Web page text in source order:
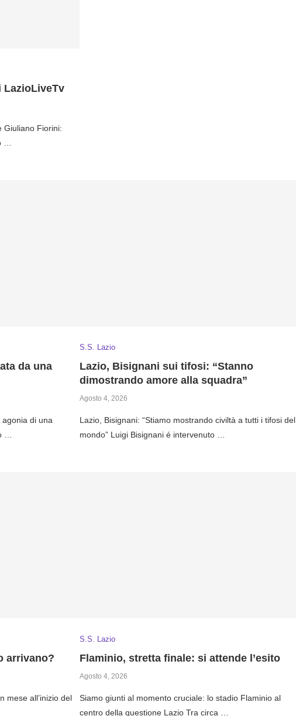
Giuliano Fiorini:
…
da una
agonia di una
…
S.S. Lazio
Lazio, Bisignani sui tifosi: “Stanno
dimostrando amore alla squadra”
Agosto 4, 2026
Lazio, Bisignani: “Stiamo mostrando civiltà a tutti i tifosi del
mondo” Luigi Bisignani é intervenuto …
arrivano?
mese all’inizio del
S.S. Lazio
Flaminio, stretta finale: si attende l’esito
Agosto 4, 2026
Siamo giunti al momento cruciale: lo stadio Flaminio al
centro della questione Lazio Tra circa …